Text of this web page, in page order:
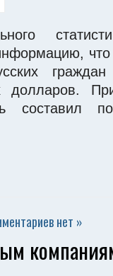
долларов.
составил
нет »